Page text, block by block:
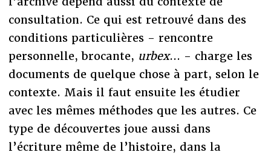
consultation. Ce qui est retrouvé dans des
conditions particulières - rencontre
personnelle, brocante, urbex... - charge les
documents de quelque chose à part, selon le
contexte. Mais il faut ensuite les étudier
avec les mêmes méthodes que les autres. Ce
type de découvertes joue aussi dans
l’écriture même de l’histoire, dans la